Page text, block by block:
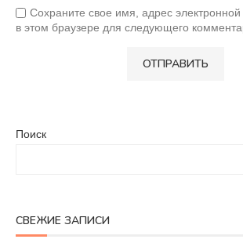
Сохраните свое имя, адрес
в этом браузере для следующего
Поиск
СВЕЖИЕ ЗАПИСИ